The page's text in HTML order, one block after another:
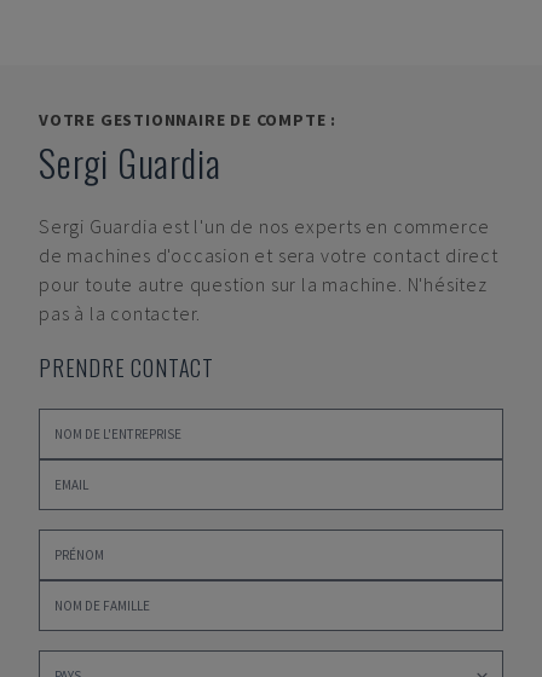
VOTRE GESTIONNAIRE DE COMPTE :
Sergi Guardia
Sergi Guardia est l'un de nos experts en commerce
de machines d'occasion et sera votre contact direct
pour toute autre question sur la machine. N'hésitez
pas à la contacter.
PRENDRE CONTACT